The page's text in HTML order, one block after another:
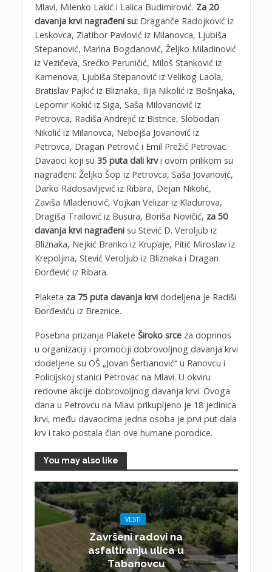
Mlavi, Milenko Lakić i Lalica Budimirović. Za 20
davanja krvi nagrađeni su: Draganče Radojković iz
Leskovca, Zlatibor Pavlović iz Milanovca, Ljubiša
Stepanović, Marina Bogdanović, Željko Miladinović
iz Vezičeva, Srećko Peruničić, Miloš Stanković iz
Kamenova, Ljubiša Stepanović iz Velikog Laola,
Bratislav Pajkić iz Bliznaka, Ilija Nikolić iz Bošnjaka,
Lepomir Kokić iz Siga, Saša Milovanović iz
Petrovca, Radiša Andrejić iz Bistrice, Slobodan
Nikolić iz Milanovca, Nebojša Jovanović iz
Petrovca, Dragan Petrović i Emil Prežić Petrovac.
Davaoci koji su 35 puta dali krvi ovom prilikom su
nagrađeni: Željko Šop iz Petrovca, Saša Jovanović,
Darko Radosavljević iz Ribara, Dejan Nikolić,
Zaviša Mladenović, Vojkan Velizar iz Kladurova,
Dragiša Trailović iz Busura, Boriša Novičić, za 50
davanja krvi nagrađeni su Stević D. Veroljub iz
Bliznaka, Nejkić Branko iz Krupaje, Pitić Miroslav iz
Krepoljina, Stević Veroljub iz Bliznaka i Dragan
Đorđević iz Ribara.
Plaketa za 75 puta davanja krvi dodeljena je Radiši
Đorđeviću iz Breznice.
Posebna prizanja Plakete Široko srce za doprinos
u organizaciji i promociji dobrovoljnog davanja krvi
dodeljene su OŠ „Jovan Šerbanović“ u Ranovcu i
Policijskoj stanici Petrovac na Mlavi. U okviru
redovne akcije dobrovoljnog davanja krvi. Ovoga
dana u Petrovcu na Mlavi prikupljeno je 18 jedinica
krvi, među davaocima jedna osoba je prvi put dala
krv i tako postala član ove humane porodice.
You may also like
VESTI
Završeni radovi na
asfaltiranju ulica u
Tabanovcu